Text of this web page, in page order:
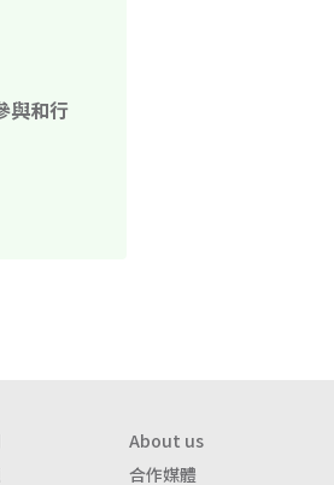
與和行
About us
合作媒體